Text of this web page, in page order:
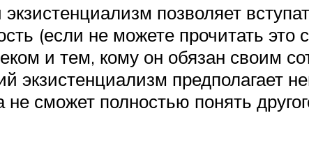
позволяет
(если не можете прочитать
и тем, кому он обязан своим
экзистенциализм предполагает
не сможет полностью понять